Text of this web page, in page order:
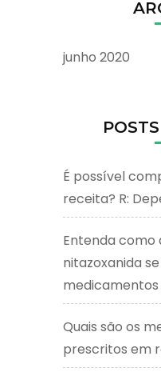
junho 2020
É possível
receita? R:
Entenda como
nitazoxanida
Quais são os
prescritos em